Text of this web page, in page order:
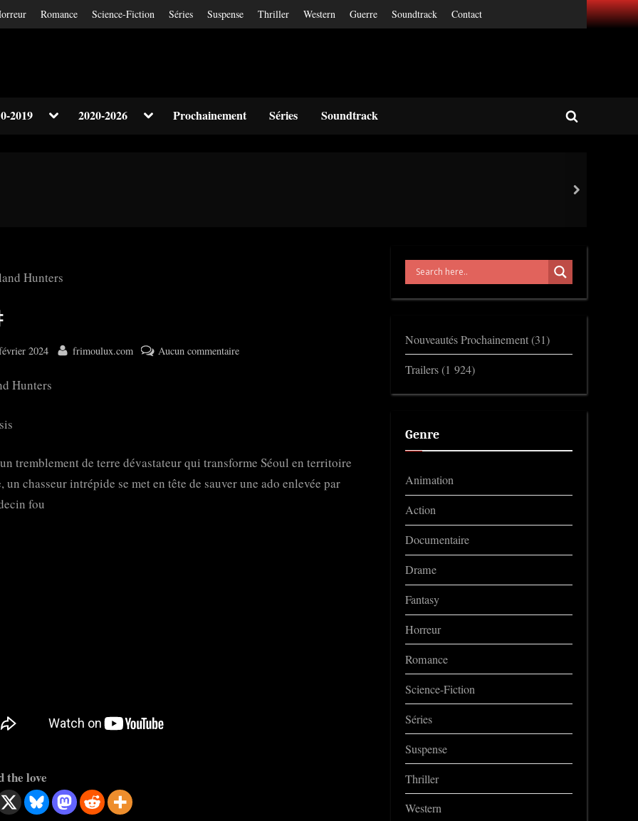
Romance Science-Fiction Séries Suspense Thriller Western Guerre Soundtrack Contact
2019 Toggle2020-2026 ToggleProchainement Séries Soundtrack
Toggle
next
2024 By
frimoulux.com Aucun commentairesur
Hunters
tremblement de terre dévastateur qui transforme Séoul en territoire
un chasseur intrépide se met en tête de sauver une ado enlevée par
fou
the love
Nouveautés Prochainement(31)
Trailers(1 924)
Genre
Animation
Action
Documentaire
Drame
Fantasy
Horreur
Romance
Science-Fiction
Séries
Suspense
Thriller
Western